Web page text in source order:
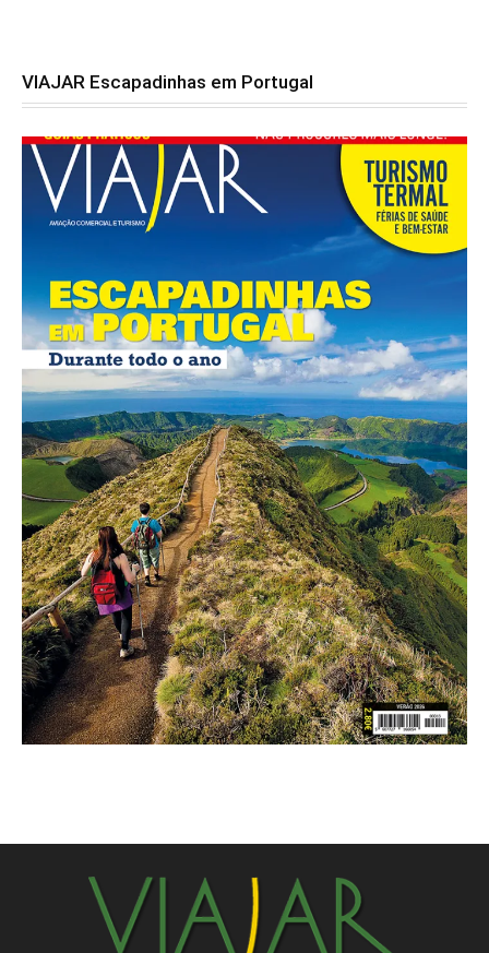
VIAJAR Escapadinhas em Portugal